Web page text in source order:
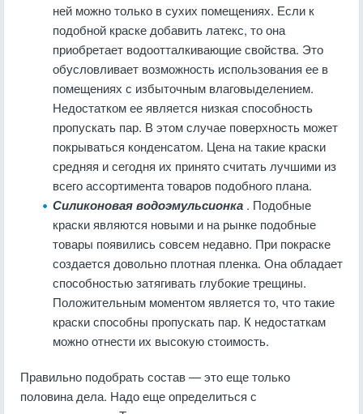
ней можно только в сухих помещениях. Если к
подобной краске добавить латекс, то она
приобретает водоотталкивающие свойства. Это
обусловливает возможность использования ее в
помещениях с избыточным влаговыделением.
Недостатком ее является низкая способность
пропускать пар. В этом случае поверхность может
покрываться конденсатом. Цена на такие краски
средняя и сегодня их принято считать лучшими из
всего ассортимента товаров подобного плана.
Силиконовая водоэмульсионка . Подобные
краски являются новыми и на рынке подобные
товары появились совсем недавно. При покраске
создается довольно плотная пленка. Она обладает
способностью затягивать глубокие трещины.
Положительным моментом является то, что такие
краски способны пропускать пар. К недостаткам
можно отнести их высокую стоимость.
Правильно подобрать состав — это еще только
половина дела. Надо еще определиться с